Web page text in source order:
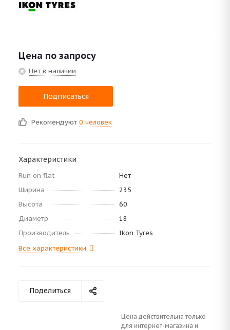
Цена по запросу
Нет в наличии
Подписаться
Рекомендуют 0 человек
Характеристики
Run on flat
Нет
Ширина
235
Высота
60
Диаметр
18
Производитель
Ikon Tyres
Все характеристики
Поделиться
Цена действительна только
для интернет-магазина и